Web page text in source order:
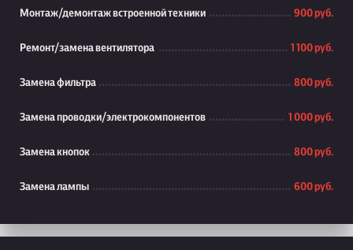
Монтаж/демонтаж встроенной техники 900 руб.
Ремонт/замена вентилятора 1 100 руб.
Замена фильтра 800 руб.
Замена проводки/электрокомпонентов 1 000 руб.
Замена кнопок 800 руб.
Замена лампы 600 руб.